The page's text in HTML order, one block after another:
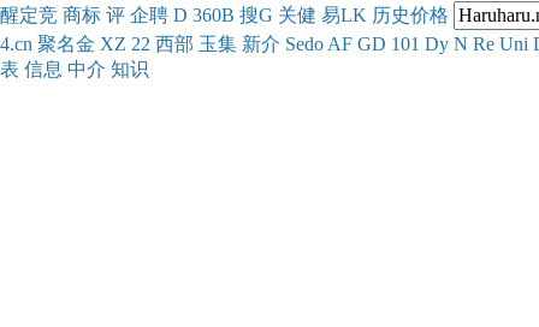
醒定竞 商标 评 企聘 D 360B 搜G 关健 易LK 历史价格
4.cn 聚名金 XZ 22 西部 玉集 新介 Sedo AF GD 101 Dy N Re Uni
表 信息 中介 知识